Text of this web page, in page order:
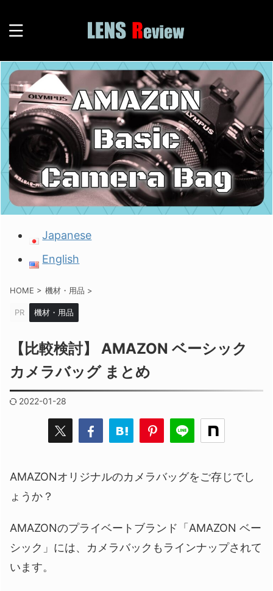
Japanese
English
HOME > 機材・用品 >
PR 機材・用品
【比較検討】 AMAZON ベーシック
カメラバッグ まとめ
2022-01-28
AMAZONオリジナルのカメラバッグをご存じでし
ょうか？
AMAZONのプライベートブランド「AMAZON ベー
シック」には、カメラバックもラインナップされて
います。